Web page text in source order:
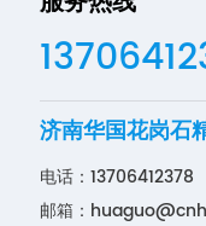
济南华国花岗石
电话：13706412378
邮箱：